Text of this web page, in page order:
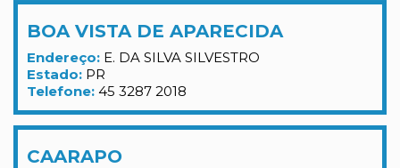
BOA VISTA DE APARECIDA
Endereço: E. DA SILVA SILVESTRO
Estado: PR
Telefone: 45 3287 2018
CAARAPO